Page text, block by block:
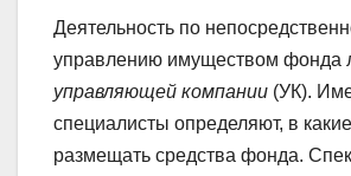
Деятельность по
управлению имуществом фонда
управляющей компании (УК).
специалисты определяют, в
размещать средства фонда.